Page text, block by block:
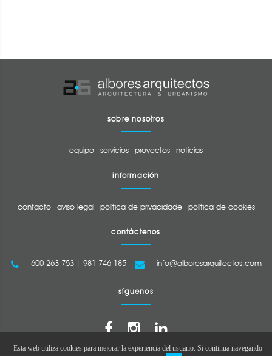
sobre nosotros
equipo servicios proyectos noticias
información
contacto aviso legal política de privacidade política de cookies
contáctenos
600 263 753| 981 746 185 info@alboresarquitectos.com
síguenos
Esta web utiliza cookies para mejorar la experiencia del usuario. Si continua navegando